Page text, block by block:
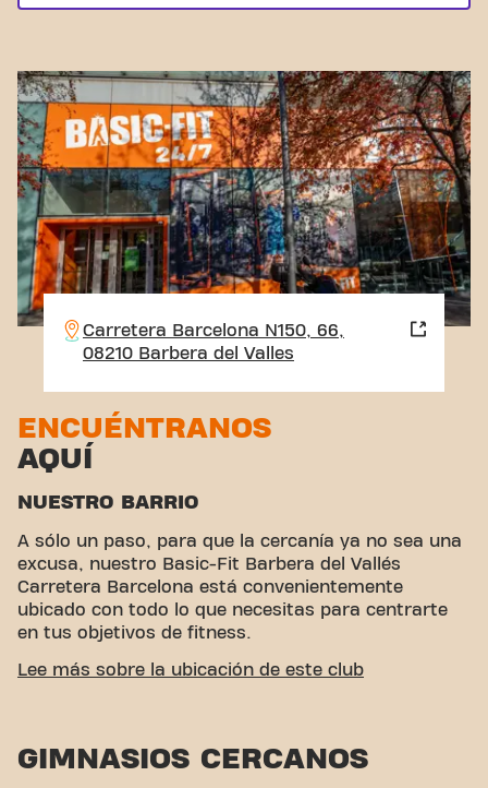
Carretera Barcelona N150, 66,
08210 Barbera del Valles
ENCUÉNTRANOS
AQUÍ
NUESTRO BARRIO
A sólo un paso, para que la cercanía ya no sea una
excusa, nuestro Basic-Fit Barbera del Vallés
Carretera Barcelona está convenientemente
ubicado con todo lo que necesitas para centrarte
en tus objetivos de fitness.
ACCESIBILIDAD FÁCIL
y relajarse. Con su fácil acceso, el gimnasio es una
Lee más sobre la ubicación de este club
GIMNASIOS CERCANOS